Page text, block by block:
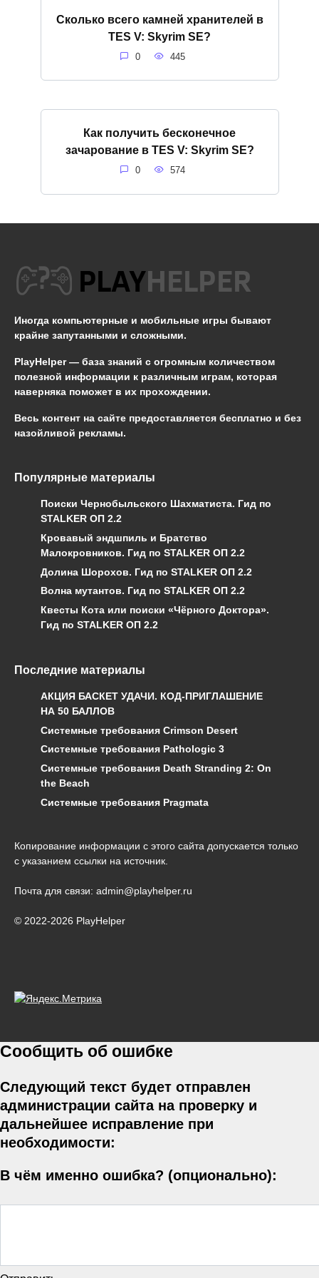
Сколько всего камней хранителей в
TES V: Skyrim SE?
0 445
Как получить бесконечное
зачарование в TES V: Skyrim SE?
0 574
Иногда компьютерные и мобильные игры бывают
крайне запутанными и сложными.
PlayHelper — база знаний с огромным количеством
полезной информации к различным играм, которая
наверняка поможет в их прохождении.
Весь контент на сайте предоставляется бесплатно и без
назойливой рекламы.
Популярные материалы
Поиски Чернобыльского Шахматиста. Гид по
STALKER ОП 2.2
Кровавый эндшпиль и Братство
Малокровников. Гид по STALKER ОП 2.2
Долина Шорохов. Гид по STALKER ОП 2.2
Волна мутантов. Гид по STALKER ОП 2.2
Квесты Кота или поиски «Чёрного Доктора».
Гид по STALKER ОП 2.2
Последние материалы
АКЦИЯ БАСКЕТ УДАЧИ. КОД-ПРИГЛАШЕНИЕ
НА 50 БАЛЛОВ
Системные требования Crimson Desert
Системные требования Pathologic 3
Системные требования Death Stranding 2: On
the Beach
Системные требования Pragmata
Копирование информации с этого сайта допускается только
с указанием ссылки на источник.
Почта для связи: admin@playhelper.ru
© 2022-2026 PlayHelper
Сообщить об ошибке
Следующий текст будет отправлен
администрации сайта на проверку и
дальнейшее исправление при
необходимости:
В чём именно ошибка? (опционально):